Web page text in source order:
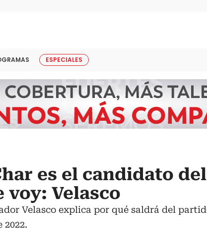
ESPECIALES
es el candidato
voy: Velasco
Velasco explica por qué saldrá del
2022.